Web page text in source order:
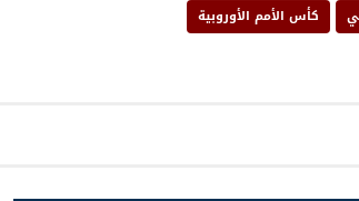
كأس الأمم الأوروبية